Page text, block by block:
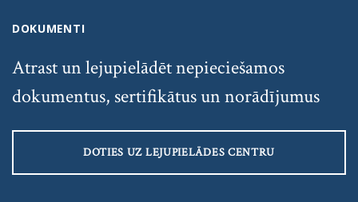
DOKUMENTI
Atrast un lejupielādēt nepieciešamos
dokumentus, sertifikātus un norādījumus
DOTIES UZ LEJUPIELĀDES CENTRU